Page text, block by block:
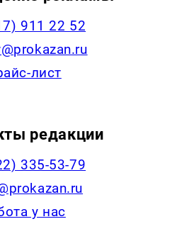
911 22 52
лист
редакции
335-53-79
у нас